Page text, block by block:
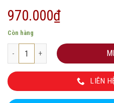
970.000₫
Còn hàng
Musar Jeune Rose số lượng
LIÊN